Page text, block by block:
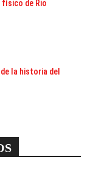
físico de Rio
la historia del